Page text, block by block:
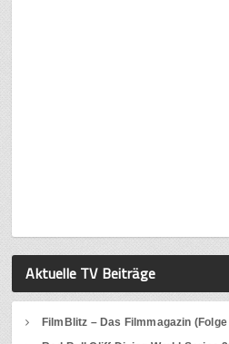
Aktuelle TV Beiträge
FilmBlitz – Das Filmmagazin